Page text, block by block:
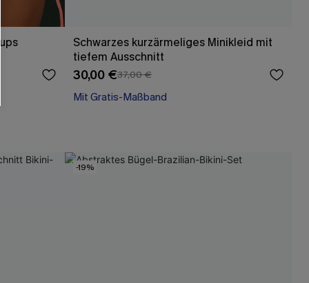
Schwarzes kurzärmeliges Minikleid mit
tiefem Ausschnitt
30,00 €37,00 €
Mit Gratis-Maßband
-19%